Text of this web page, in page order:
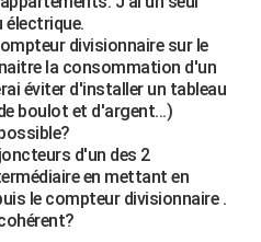
électrique.
divisionnaire sur le
la consommation d'un
éviter d'installer un tableau
boulot et d'argent...)
d'un des 2
en mettant en
le compteur divisionnaire .